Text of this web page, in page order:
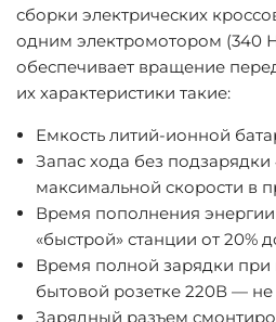
сборки электрических
одним электромотором (340
обеспечивает вращение
их характеристики такие:
Емкость литий-ионной
Запас хода без подзарядки
максимальной скорости в
Время пополнения
«быстрой» станции от 20%
Время полной зарядки
бытовой розетке 220В —
Зарядный разъем